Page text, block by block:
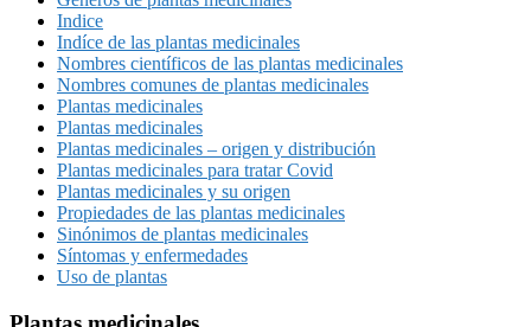
Indice
Indíce de las plantas medicinales
Nombres científicos de las plantas medicinales
Nombres comunes de plantas medicinales
Plantas medicinales
Plantas medicinales
Plantas medicinales – origen y distribución
Plantas medicinales para tratar Covid
Plantas medicinales y su origen
Propiedades de las plantas medicinales
Sinónimos de plantas medicinales
Síntomas y enfermedades
Uso de plantas